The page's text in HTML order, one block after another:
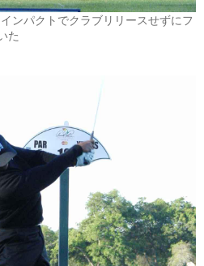
ンパクトでクラブリリースせずにフ
た